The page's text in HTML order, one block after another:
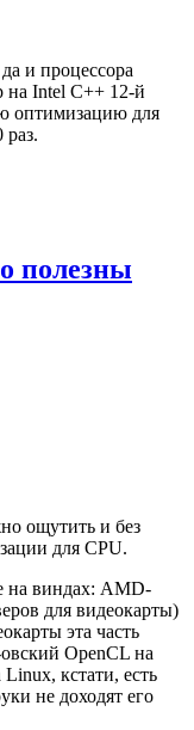
и процессора
на Intel C++ 12-й
оптимизацию для
полезны
ощутить и без
для CPU.
на виндах: AMD-
для видеокарты)
эта часть
OpenCL на
кстати, есть
не доходят его